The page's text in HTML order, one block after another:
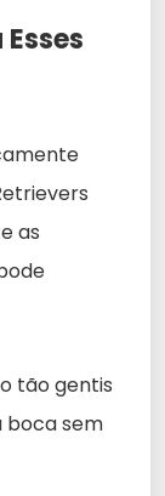
as
tão gentis
boca sem